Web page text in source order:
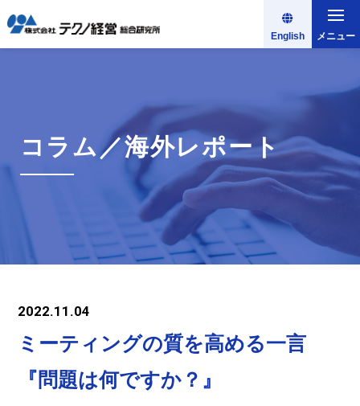
English メニュー
コラム／海外レポート
2022.11.04
ミーティングの質を高める一言
『問題は何ですか？』